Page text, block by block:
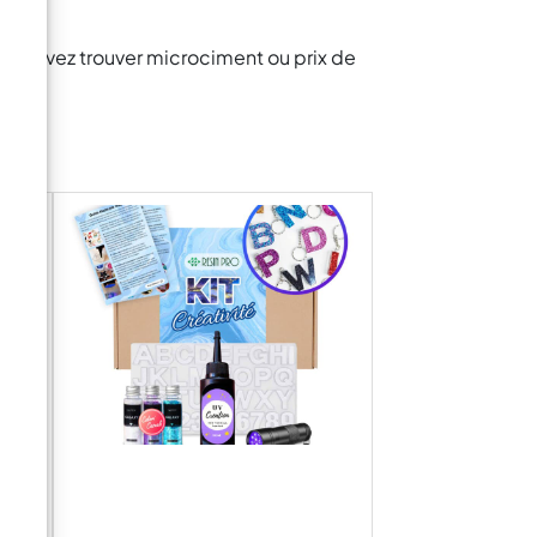
pouvez trouver microciment ou prix de